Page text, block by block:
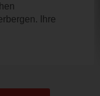
Ihre